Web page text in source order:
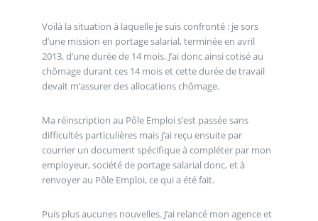
Voilà la situation à laquelle je suis confronté : je sors
d’une mission en portage salarial, terminée en avril
2013, d’une durée de 14 mois. J’ai donc ainsi cotisé au
chômage durant ces 14 mois et cette durée de travail
devait m’assurer des allocations chômage.
Ma réinscription au Pôle Emploi s’est passée sans
difficultés particulières mais j’ai reçu ensuite par
courrier un document spécifique à compléter par mon
employeur, société de portage salarial donc, et à
renvoyer au Pôle Emploi, ce qui a été fait.
Puis plus aucunes nouvelles. J’ai relancé mon agence et